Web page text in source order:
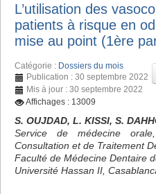
L’utilisation des
patients à risque en
mise au point (1ère
Catégorie : Dossiers du mois
Publication : 30 septembre 2022
Mis à jour : 30 septembre 2022
Affichages : 13009
S. OUJDAD, L. KISSI, S.
Service de médecine
Consultation et de Traitement
Faculté de Médecine Dentaire
Université Hassan II,